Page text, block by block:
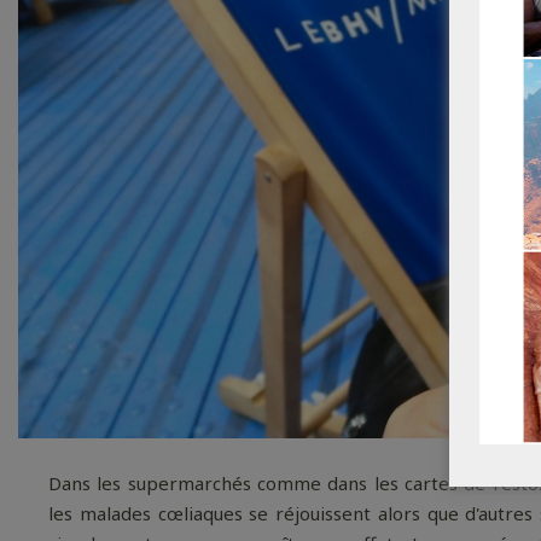
Dans les supermarchés comme dans les cartes de
les malades cœliaques se réjouissent alors que